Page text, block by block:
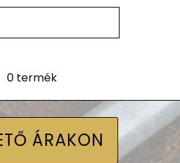
0 termék
ÁRAKON